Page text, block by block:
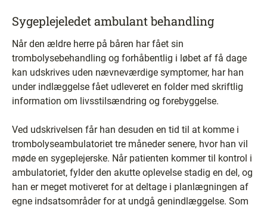
Sygeplejeledet ambulant behandling
Når den ældre herre på båren har fået sin
trombolysebehandling og forhåbentlig i løbet af få dage
kan udskrives uden nævneværdige symptomer, har han
under indlæggelse fået udleveret en folder med skriftlig
information om livsstilsændring og forebyggelse.
Ved udskrivelsen får han desuden en tid til at komme i
trombolyseambulatoriet tre måneder senere, hvor han vil
møde en sygeplejerske. Når patienten kommer til kontrol i
ambulatoriet, fylder den akutte oplevelse stadig en del, og
han er meget motiveret for at deltage i planlægningen af
egne indsatsområder for at undgå genindlæggelse. Som